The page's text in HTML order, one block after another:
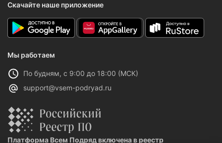
Скачайте наше приложение
Мы работаем
По будням, с 9:00 до 18:00 (МСК)
support@vsem-podryad.ru
Платформа Всем Подряд включена в реестр